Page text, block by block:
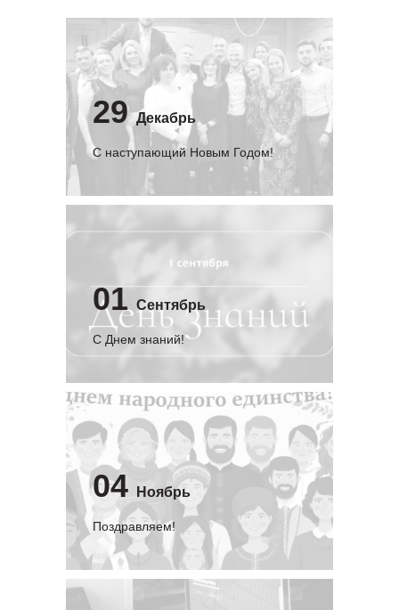
29 Декабрь
С наступающий Новым Годом!
01 Сентябрь
C Днем знаний!
04 Ноябрь
Поздравляем!